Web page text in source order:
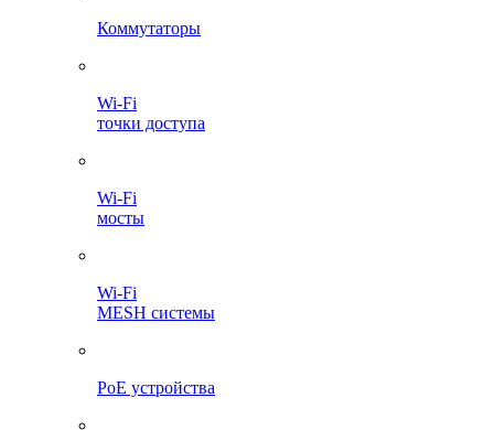
Коммутаторы
Wi-Fi
точки доступа
Wi-Fi
мосты
Wi-Fi
MESH системы
PoE устройства